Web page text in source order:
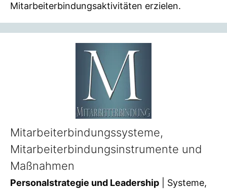
Mitarbeiterbindungsaktivitäten erzielen.
Mitarbeiterbindungssysteme,
Mitarbeiterbindungsinstrumente und
Maßnahmen
Personalstrategie und Leadership | Systeme,